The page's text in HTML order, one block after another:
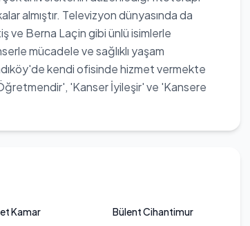
almıştır. Televizyon dünyasında da
ve Berna Laçin gibi ünlü isimlerle
mücadele ve sağlıklı yaşam
kendi ofisinde hizmet vermekte
'Kanser İyileşir' ve 'Kansere
Kamar Bülent Cihantimur